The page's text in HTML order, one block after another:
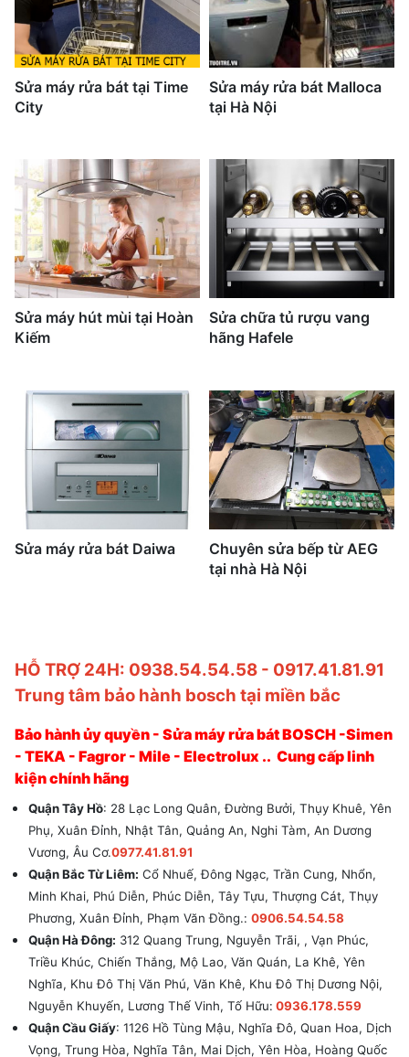
Sửa máy rửa bát tại Time
City
Sửa máy rửa bát Malloca
tại Hà Nội
Sửa máy hút mùi tại Hoàn
Kiếm
Sửa chữa tủ rượu vang
hãng Hafele
Sửa máy rửa bát Daiwa
Chuyên sửa bếp từ AEG
tại nhà Hà Nội
HỖ TRỢ 24H: 0938.54.54.58 - 0917.41.81.91
Trung tâm bảo hành bosch tại miền bắc
Bảo hành ủy quyền - Sửa máy rửa bát BOSCH -Simen
- TEKA - Fagror - Mile - Electrolux .. Cung cấp linh
kiện chính hãng
Quận Tây Hồ: 28 Lạc Long Quân, Đường Bưởi, Thụy Khuê, Yên
Phụ, Xuân Đỉnh, Nhật Tân, Quảng An, Nghi Tàm, An Dương
Vương, Âu Cơ.0977.41.81.91
Quận Bắc Từ Liêm: Cổ Nhuế, Đông Ngạc, Trần Cung, Nhổn,
Minh Khai, Phú Diễn, Phúc Diễn, Tây Tựu, Thượng Cát, Thụy
Phương, Xuân Đỉnh, Phạm Văn Đồng.: 0906.54.54.58
Quận Hà Đông: 312 Quang Trung, Nguyễn Trãi, , Vạn Phúc,
Triều Khúc, Chiến Thắng, Mộ Lao, Văn Quán, La Khê, Yên
Nghĩa, Khu Đô Thị Văn Phú, Văn Khê, Khu Đô Thị Dương Nội,
Nguyễn Khuyến, Lương Thế Vinh, Tố Hữu: 0936.178.559
Quận Cầu Giấy: 1126 Hồ Tùng Mậu, Nghĩa Đô, Quan Hoa, Dịch
Vọng, Trung Hòa, Nghĩa Tân, Mai Dịch, Yên Hòa, Hoàng Quốc